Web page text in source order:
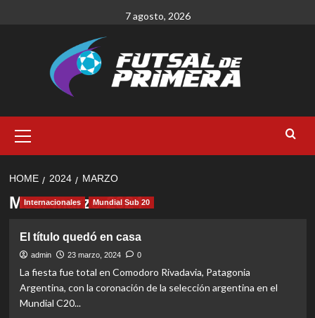
7 agosto, 2026
Menu
HOME 2024 MARZO
Mes:marzo 2024
Internacionales Mundial Sub 20
El título quedó en casa
admin 23 marzo, 2024 0
La fiesta fue total en Comodoro Rivadavia, Patagonia
Argentina, con la coronación de la selección argentina en el
Mundial C20...